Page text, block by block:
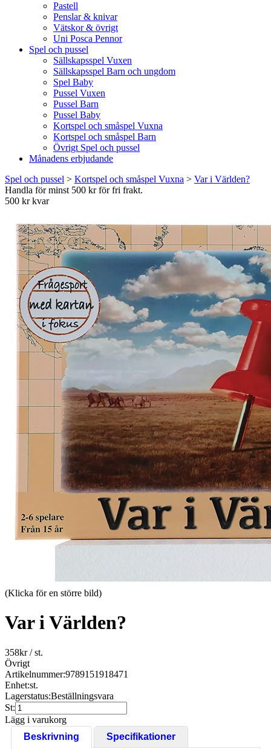
Pastell
Penslar & knivar
Vätskor & övrigt
Uni Posca Pennor
Spel och pussel
Sällskapsspel Vuxen
Sällskapsspel Barn och ungdom
Spel Baby
Pussel Vuxen
Pussel Barn
Pussel Baby
Kortspel och småspel Vuxna
Kortspel och småspel Barn
Övrigt Spel och pussel
Månadens erbjudande
Spel och pussel > Kortspel och småspel Vuxna > Var i Världen?
Handla för minst 500 kr för fri frakt.
500 kr kvar
(Klicka för en större bild)
Var i Världen?
358kr/ st.
Övrigt
Artikelnummer:9789151918471
Enhet:st.
Lagerstatus:Beställningsvara
St:
Lägg i varukorg
Beskrivning
Specifikationer